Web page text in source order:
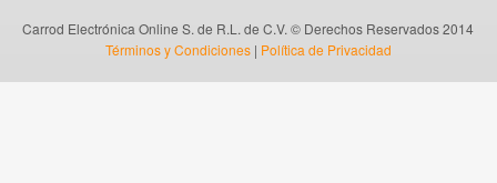
Carrod Electrónica Online S. de R.L. de C.V. © Derechos Reservados 2014
Términos y Condiciones | Política de Privacidad